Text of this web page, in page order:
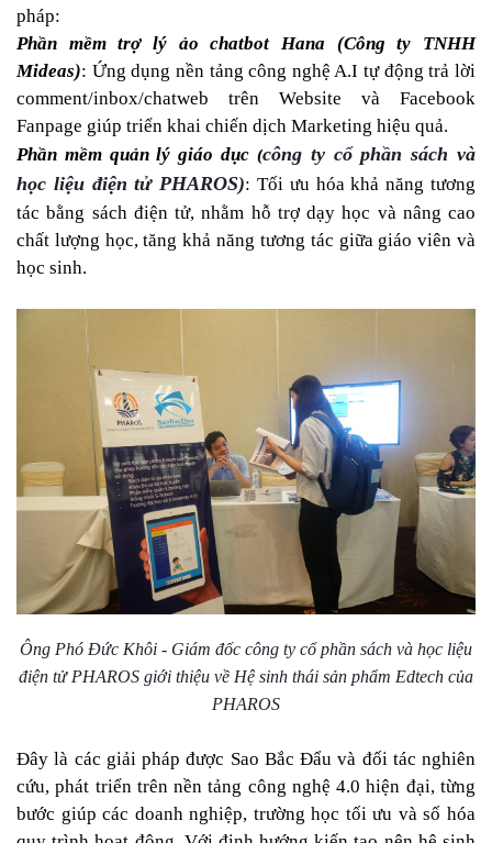
pháp:
Phần mềm trợ lý ảo chatbot Hana (Công ty TNHH
Mideas): Ứng dụng nền tảng công nghệ A.I tự động trả lời
comment/inbox/chatweb trên Website và Facebook
Fanpage giúp triển khai chiến dịch Marketing hiệu quả.
Phần mềm quản lý giáo dục (công ty cổ phần sách và
học liệu điện tử PHAROS):Tối ưu hóa khả năng tương
tác bằng sách điện tử, nhằm hỗ trợ dạy học và nâng cao
chất lượng học, tăng khả năng tương tác giữa giáo viên và
học sinh.
Ông Phó Đức Khôi - Giám đốc công ty cổ phần sách và học liệu
điện tử PHAROS giới thiệu về Hệ sinh thái sản phẩm Edtech của
PHAROS
Đây là các giải pháp được Sao Bắc Đẩu và đối tác nghiên
cứu, phát triển trên nền tảng công nghệ 4.0 hiện đại, từng
bước giúp các doanh nghiệp, trường học tối ưu và số hóa